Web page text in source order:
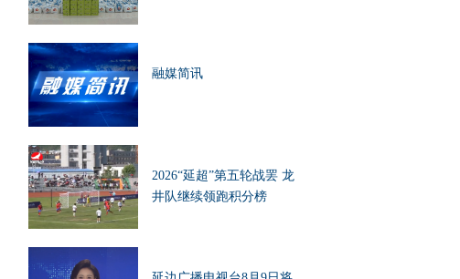
融媒简讯
2026“延超”第五轮战罢 龙
井队继续领跑积分榜